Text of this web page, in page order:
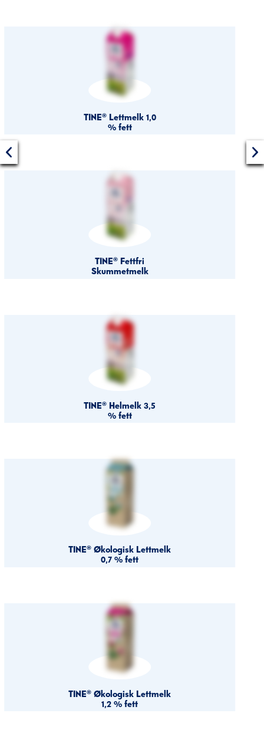
TINE® Lettmelk 1,0
% fett
TINE® Fettfri
Skummetmelk
TINE® Helmelk 3,5
% fett
TINE® Økologisk Lettmelk
0,7 % fett
TINE® Økologisk Lettmelk
1,2 % fett